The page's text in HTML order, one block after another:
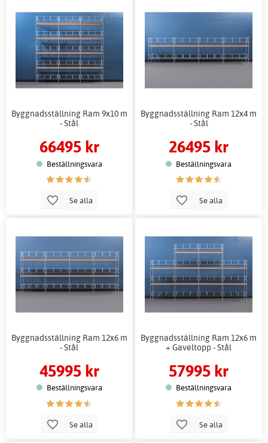
Byggnadsställning Ram 9x10 m
- Stål
66495 kr
Beställningsvara
Se alla
Byggnadsställning Ram 12x4 m
- Stål
26495 kr
Beställningsvara
Se alla
Byggnadsställning Ram 12x6 m
- Stål
45995 kr
Beställningsvara
Se alla
Byggnadsställning Ram 12x6 m
+ Gaveltopp - Stål
57995 kr
Beställningsvara
Se alla